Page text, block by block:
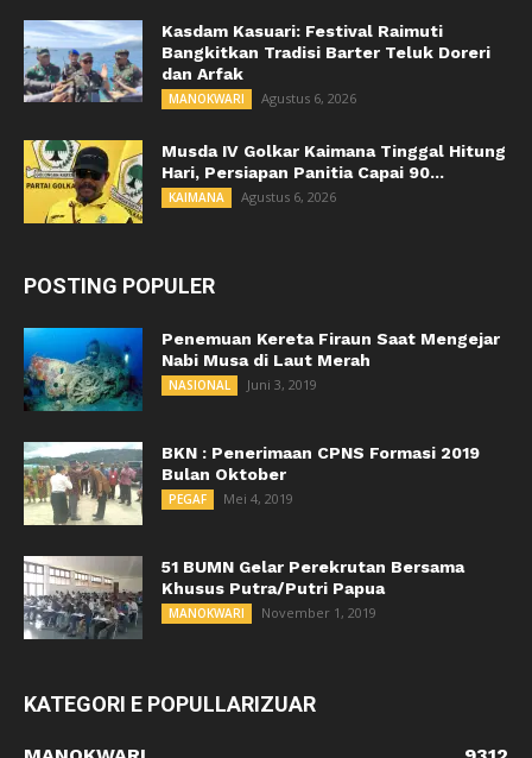
Kasdam Kasuari: Festival Raimuti
Bangkitkan Tradisi Barter Teluk Doreri
dan Arfak
MANOKWARI Agustus 6, 2026
Musda IV Golkar Kaimana Tinggal Hitung
Hari, Persiapan Panitia Capai 90...
KAIMANA Agustus 6, 2026
POSTING POPULER
Penemuan Kereta Firaun Saat Mengejar
Nabi Musa di Laut Merah
NASIONAL Juni 3, 2019
BKN : Penerimaan CPNS Formasi 2019
Bulan Oktober
PEGAF Mei 4, 2019
51 BUMN Gelar Perekrutan Bersama
Khusus Putra/Putri Papua
MANOKWARI November 1, 2019
KATEGORI E POPULLARIZUAR